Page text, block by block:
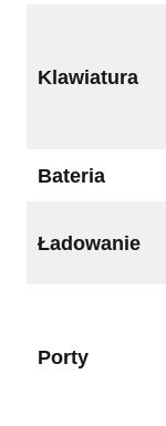
Klawiatura
Bateria
Ładowanie
Porty